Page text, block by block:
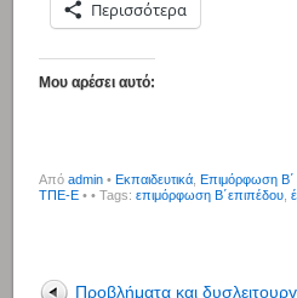
Περισσότερα
Μου αρέσει αυτό:
Απόadmin • Εκπαιδευτικά Επιμόρφωση Β΄
ΤΠΕ-Ε • • Tags:επιμόρφωση Β΄επιπέδου ,
Προβλήματα και